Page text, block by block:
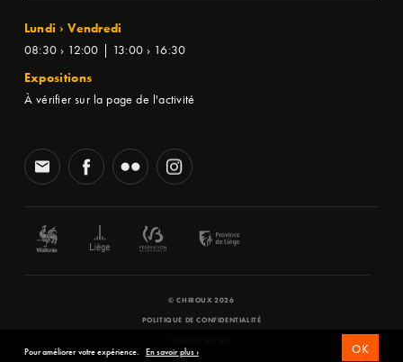
Lundi › Vendredi
08:30 › 12:00 | 13:00 › 16:30
Expositions
À vérifier sur la page de l'activité
© CHIROUX 2026
POLITIQUE DE CONFIDENTIALITÉ
Pour améliorer votre expérience. En savoir plus › OK